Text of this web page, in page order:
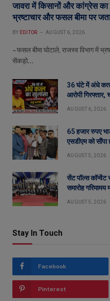
जावरा में किसानों और कांग्रेस का
भ्रष्टाचार और फसल बीमा पर
BY EDITOR AUGUST 6, 2026
– फसल बीमा घोटाले, राजस्व विभाग में
सेंकड़ो…
36 घंटे में अंधे कत्ल
आरोपी गिरफ्तार,
AUGUST 6, 2026
65 हजार रुपए
एसडीएम को सौंपा
AUGUST 5, 2026
सेंट पॉल्स कॉन्वेंट
समारोह गरिमामय
AUGUST 5, 2026
Stay In Touch
Facebook
Pinterest